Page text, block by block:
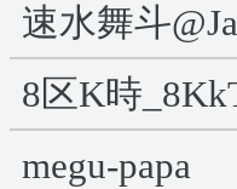
速水舞斗
8区K時
megu-papa